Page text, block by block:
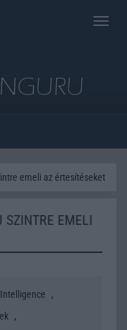
Toggle
emeli az értesítéseket
EMELI
,
,